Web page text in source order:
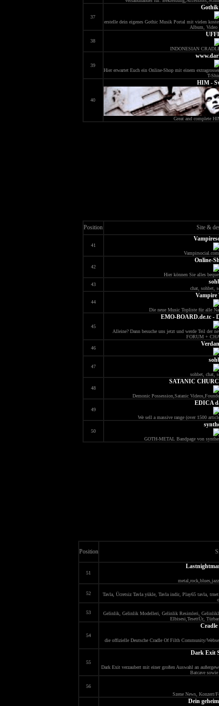
37
erstelle dein eigenes Gothic Musik Portal mit vielen
Album, Video
38
INDONESIAN
39
Hier erwartet Euch ein Online-Shop mit einem
T-
40
HIM -
Great and complete
Position Site &
41
42
Online-
Hier können Sie alles
43
chat, sohbet,
44
Vampire
Die neue Music Topliste für alle
45
EMO-BOARD.de.tc -
Alleine? Dann besuche uns jetzt und werde Teil der
FORUM +
46
47
sohbet, chat,
48
SATANIC
Demonic Possession,Satanic
49
EDICA
We sell a massive range (over 1500
50
GOTH-METAL Bandpage von
Position
51
52
Tavla, Ücretsiz Tavla yükle, Tavla indir, Play65 tavla,
53
Gelinlik, Gelinlik Modelleri, Gelinlik Resimleri,
Elbisesi,TesettÜr,
54
Cradle
die offizielle Deutsche Cradle Of Filth Community/
55
Dark Exit
Dark Exit verzaubert mit einer großen Auswahl an
Batcave
56
Szene News, Konzert/
Dein